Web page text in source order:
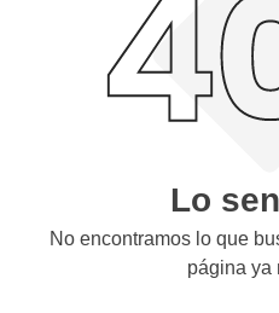
Lo
No encontramos lo que
página ya